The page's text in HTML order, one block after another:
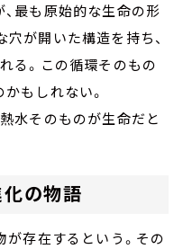
最も原始的な生命の形
が開いた構造を持ち、
る。この循環そのもの
もしれない。
水そのものが生命だと
の物語
存在するという。その